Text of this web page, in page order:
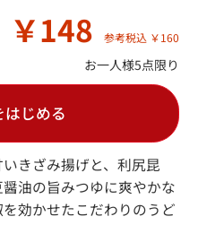
きざみ揚げと、利尻昆
油の旨みつゆに爽やかな
効かせたこだわりのうど
￥148 参考税込 ￥160
お一人様5点限り
じめる